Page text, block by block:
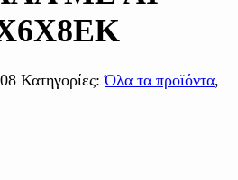
Κατηγορίες:Όλα τα προϊόντα,